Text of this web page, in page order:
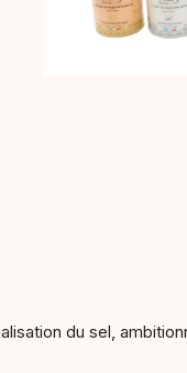
du sel,